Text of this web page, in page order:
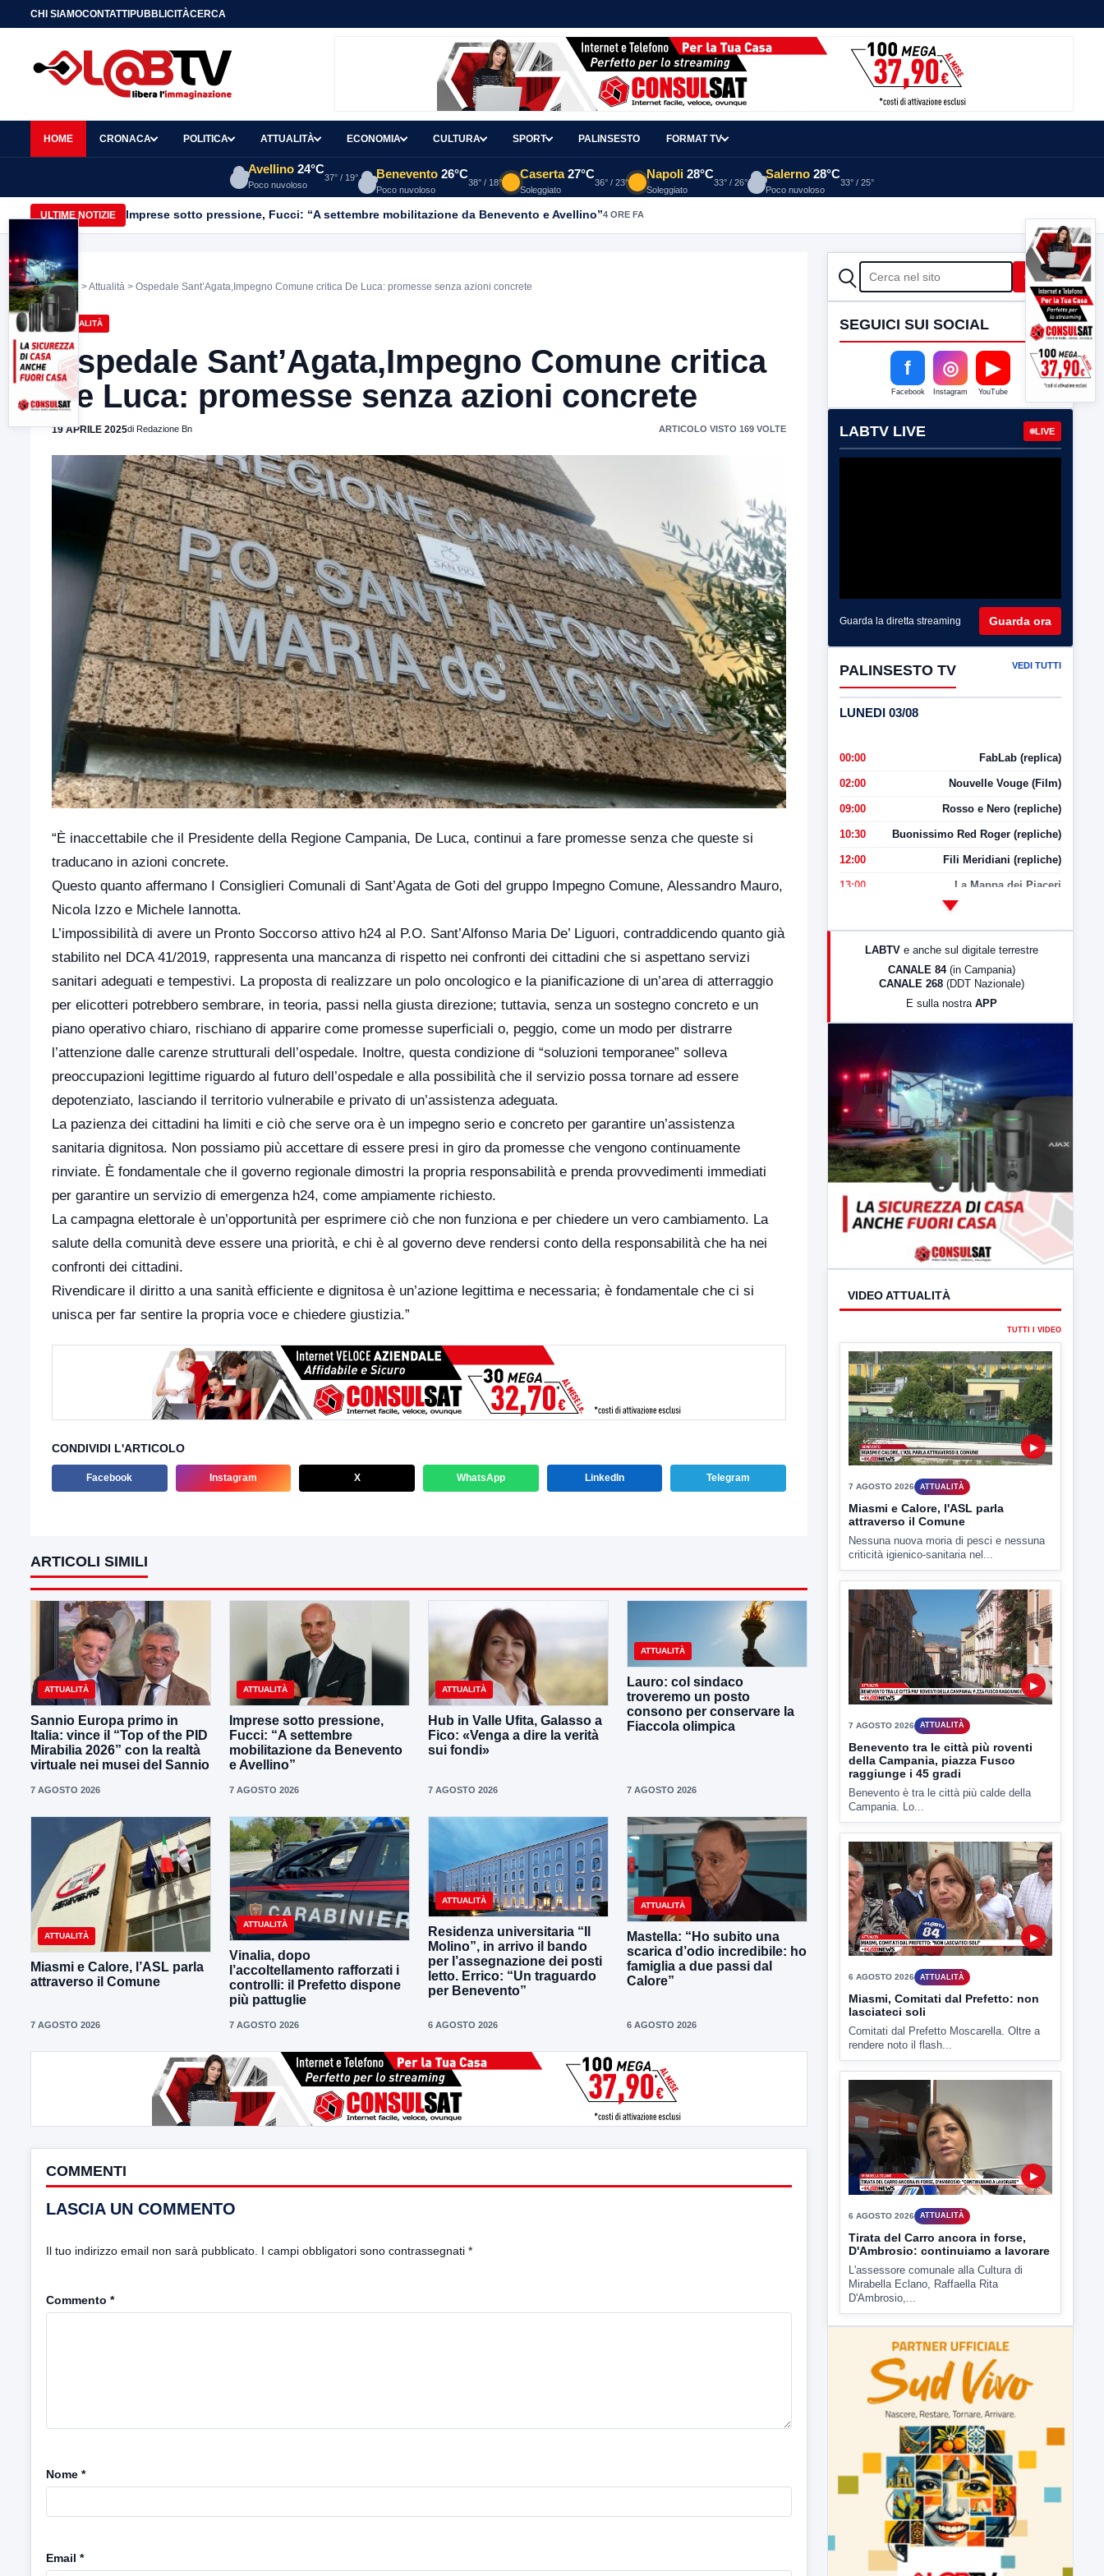
CHI SIAMOCONTATTIPUBBLICITÀCERCA
HOME CRONACA POLITICA ATTUALITÀ ECONOMIA CULTURA SPORT PALINSESTO FORMAT TV
Avellino 24°C
Poco nuvoloso
37° / 19° Benevento 26°C
Poco nuvoloso
38° / 18°
Caserta 27°C
Soleggiato
36° / 23°
Napoli 28°C
Soleggiato
33° / 26°
Salerno 28°C
Poco nuvoloso
33° / 25°
ULTIME NOTIZIE Imprese sotto pressione, Fucci: “A settembre mobilitazione da Benevento e Avellino”4 ORE FA
Home >Attualità > Ospedale Sant’Agata,Impegno Comune critica De Luca: promesse senza azioni concrete
ATTUALITÀ
Ospedale Sant’Agata,Impegno Comune critica
De Luca: promesse senza azioni concrete
19 APRILE 2025di Redazione Bn ARTICOLO VISTO 169 VOLTE
“È inaccettabile che il Presidente della Regione Campania, De Luca, continui a fare promesse senza che queste si
traducano in azioni concrete.
Questo quanto affermano I Consiglieri Comunali di Sant’Agata de Goti del gruppo Impegno Comune, Alessandro Mauro,
Nicola Izzo e Michele Iannotta.
L’impossibilità di avere un Pronto Soccorso attivo h24 al P.O. Sant’Alfonso Maria De’ Liguori, contraddicendo quanto già
stabilito nel DCA 41/2019, rappresenta una mancanza di rispetto nei confronti dei cittadini che si aspettano servizi
sanitari adeguati e tempestivi. La proposta di realizzare un polo oncologico e la pianificazione di un’area di atterraggio
per elicotteri potrebbero sembrare, in teoria, passi nella giusta direzione; tuttavia, senza un sostegno concreto e un
piano operativo chiaro, rischiano di apparire come promesse superficiali o, peggio, come un modo per distrarre
l’attenzione dalle carenze strutturali dell’ospedale. Inoltre, questa condizione di “soluzioni temporanee” solleva
preoccupazioni legittime riguardo al futuro dell’ospedale e alla possibilità che il servizio possa tornare ad essere
depotenziato, lasciando il territorio vulnerabile e privato di un’assistenza adeguata.
La pazienza dei cittadini ha limiti e ciò che serve ora è un impegno serio e concreto per garantire un’assistenza
sanitaria dignitosa. Non possiamo più accettare di essere presi in giro da promesse che vengono continuamente
rinviate. È fondamentale che il governo regionale dimostri la propria responsabilità e prenda provvedimenti immediati
per garantire un servizio di emergenza h24, come ampiamente richiesto.
La campagna elettorale è un’opportunità per esprimere ciò che non funziona e per chiedere un vero cambiamento. La
salute della comunità deve essere una priorità, e chi è al governo deve rendersi conto della responsabilità che ha nei
confronti dei cittadini.
Rivendicare il diritto a una sanità efficiente e dignitosa è un’azione legittima e necessaria; è fondamentale che ci si
unisca per far sentire la propria voce e chiedere giustizia.”
CONDIVIDI L'ARTICOLO
Facebook Instagram X WhatsApp LinkedIn Telegram
ARTICOLI SIMILI
ATTUALITÀ
Sannio Europa primo in
Italia: vince il “Top of the PID
Mirabilia 2026” con la realtà
virtuale nei musei del Sannio
7 AGOSTO 2026
ATTUALITÀ
Imprese sotto pressione,
Fucci: “A settembre
mobilitazione da Benevento
e Avellino”
7 AGOSTO 2026
ATTUALITÀ
Hub in Valle Ufita, Galasso a
Fico: «Venga a dire la verità
sui fondi»
7 AGOSTO 2026
ATTUALITÀ
Lauro: col sindaco
troveremo un posto
consono per conservare la
Fiaccola olimpica
7 AGOSTO 2026
ATTUALITÀ
Miasmi e Calore, l’ASL parla
attraverso il Comune
7 AGOSTO 2026
ATTUALITÀ
Vinalia, dopo
l’accoltellamento rafforzati i
controlli: il Prefetto dispone
più pattuglie
7 AGOSTO 2026
ATTUALITÀ
Residenza universitaria “Il
Molino”, in arrivo il bando
per l’assegnazione dei posti
letto. Errico: “Un traguardo
per Benevento”
6 AGOSTO 2026
ATTUALITÀ
Mastella: “Ho subito una
scarica d’odio incredibile: ho
famiglia a due passi dal
Calore”
6 AGOSTO 2026
COMMENTI
LASCIA UN COMMENTO
Il tuo indirizzo email non sarà pubblicato. I campi obbligatori sono contrassegnati *
Commento *
Nome *
Email *
CERCA Cerca
SEGUICI SUI SOCIAL
f
Facebook
◎
Instagram
▶
YouTube
LABTV LIVE LIVE
Guarda la diretta streaming Guarda ora
PALINSESTO TV VEDI TUTTI
LUNEDI 03/08
00:00 FabLab (replica)
02:00 Nouvelle Vouge (Film)
09:00 Rosso e Nero (repliche)
10:30 Buonissimo Red Roger (repliche)
12:00 Fili Meridiani (repliche)
13:00 La Mappa dei Piaceri
LabNews (Diretta)
LABTV e anche sul digitale terrestre
CANALE 84 (in Campania)
CANALE 268 (DDT Nazionale)
E sulla nostra APP
VIDEO ATTUALITÀ
TUTTI I VIDEO
▶
7 AGOSTO 2026 ATTUALITÀ
Miasmi e Calore, l'ASL parla
attraverso il Comune
Nessuna nuova moria di pesci e nessuna
criticità igienico-sanitaria nel...
▶
7 AGOSTO 2026 ATTUALITÀ
Benevento tra le città più roventi
della Campania, piazza Fusco
raggiunge i 45 gradi
Benevento è tra le città più calde della
Campania. Lo...
▶
6 AGOSTO 2026 ATTUALITÀ
Miasmi, Comitati dal Prefetto: non
lasciateci soli
Comitati dal Prefetto Moscarella. Oltre a
rendere noto il flash...
▶
6 AGOSTO 2026 ATTUALITÀ
Tirata del Carro ancora in forse,
D'Ambrosio: continuiamo a lavorare
L'assessore comunale alla Cultura di
Mirabella Eclano, Raffaella Rita
D'Ambrosio,...